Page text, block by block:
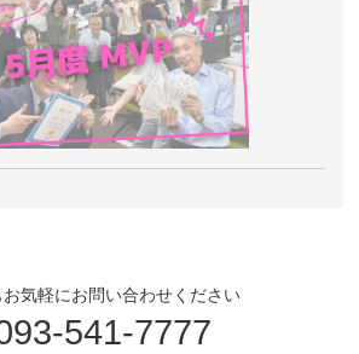
お気軽にお問い合わせください
541-7777